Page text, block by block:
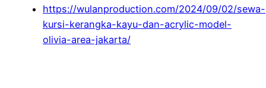
https://wulanproduction.com/2024/09/02/sewa-
kursi-kerangka-kayu-dan-acrylic-model-
olivia-area-jakarta/